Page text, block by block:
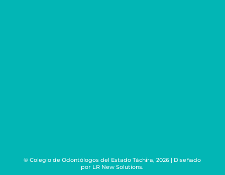
© Colegio de Odontólogos del Estado Táchira, 2026 | Diseñado
por LR New Solutions.